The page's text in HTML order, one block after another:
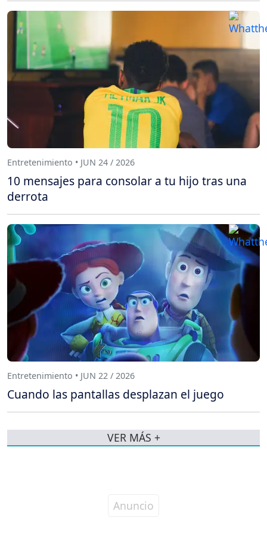
Entretenimiento • JUN 24 / 2026
10 mensajes para consolar a tu hijo tras una
derrota
Entretenimiento • JUN 22 / 2026
Cuando las pantallas desplazan el juego
VER MÁS +